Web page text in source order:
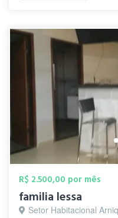
R$ 2.500,00 por mês
familia lessa
Setor Habitacional